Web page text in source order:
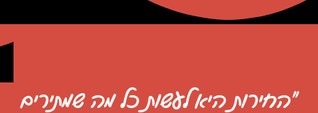
"החירות היא לעשות כל מה שמתירים